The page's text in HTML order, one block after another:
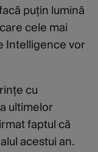
puțin lumină
cele mai
Intelligence vor
cu
ultimelor
faptul că
acestui an.